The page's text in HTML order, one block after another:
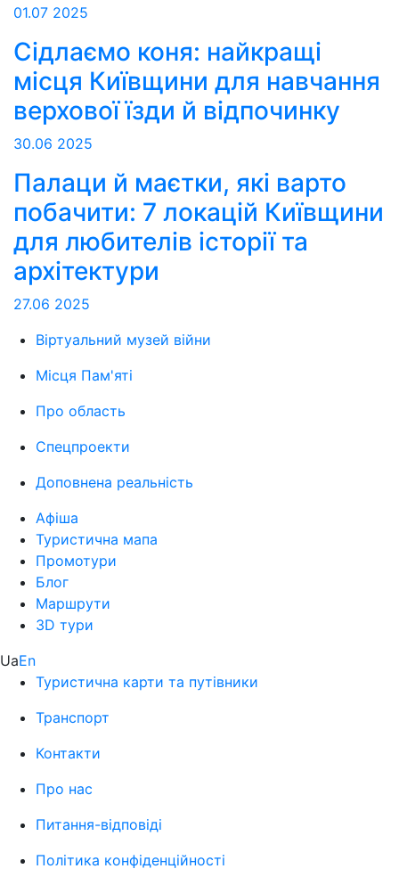
01.07 2025
Сідлаємо коня: найкращі
місця Київщини для навчання
верхової їзди й відпочинку
30.06 2025
Палаци й маєтки, які варто
побачити: 7 локацій Київщини
для любителів історії та
архітектури
27.06 2025
Віртуальний музей війни
Місця Пам'яті
Про область
Спецпроекти
Доповнена реальність
Афіша
Туристична мапа
Промотури
Блог
Маршрути
3D тури
UaEn
Туристична карти та путівники
Транспорт
Контакти
Про нас
Питання-відповіді
Політика конфіденційності